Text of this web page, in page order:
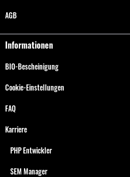
AGB
Informationen
BIO-Bescheinigung
Cookie-Einstellungen
FAQ
Karriere
PHP Entwickler
SEM Manager